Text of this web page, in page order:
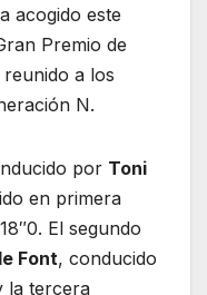
acogido este
Premio de
a los
N.
por Toni
en primera
El segundo
Font, conducido
la tercera